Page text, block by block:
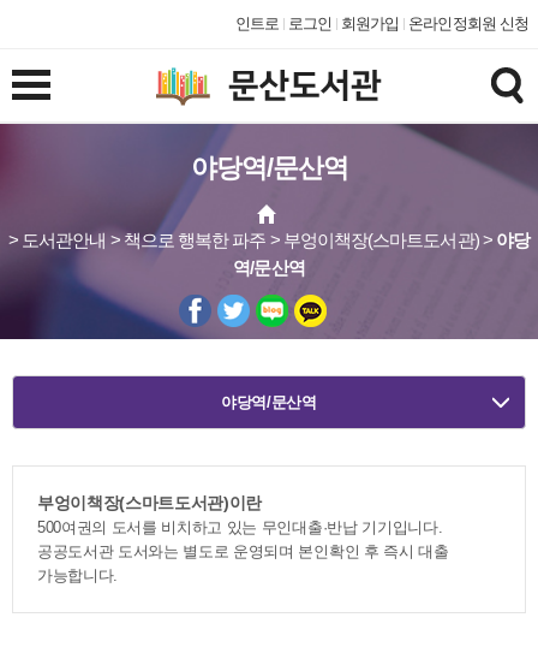
인트로 로그인 회원가입 온라인정회원 신청
야당역/문산역
> 도서관안내 > 책으로 행복한 파주 > 부엉이책장(스마트도서관) > 야당
역/문산역
야당역/문산역
부엉이책장(스마트도서관)이란
500여권의 도서를 비치하고 있는 무인대출·반납 기기입니다.
공공도서관 도서와는 별도로 운영되며 본인확인 후 즉시 대출
가능합니다.